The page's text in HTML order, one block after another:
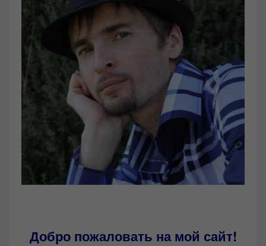
Добро пожаловать на мой сайт!